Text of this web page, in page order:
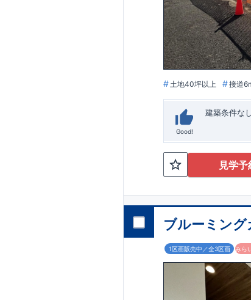
も損傷を生
栄住宅は土
います。 ■
期にわたり
がございま
土地40坪以上 接道
Good!
建築条件な
見学
ブルーミング
1区画販売中／全3区画 みら